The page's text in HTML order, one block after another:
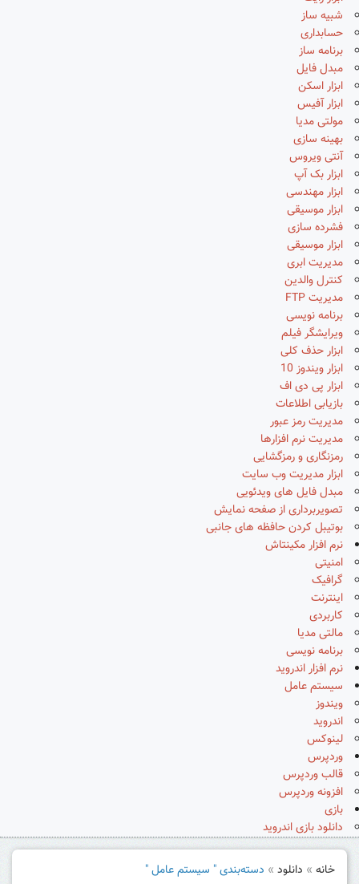
شبیه ساز
حسابداری
برنامه ساز
مبدل فایل
ابزار اسکن
ابزار آفیس
مولتی مدیا
بهینه سازی
آنتی ویروس
ابزار بک آپ
ابزار مهندسی
ابزار موسیقی
فشرده سازی
ابزار موسیقی
مدیریت ابری
کنترل والدین
مدیریت FTP
برنامه نویسی
ویرایشگر فیلم
ابزار حذف کلی
ابزار ویندوز 10
ابزار پی دی اف
بازیابی اطلاعات
مدیریت رمز عبور
مدیریت نرم افزارها
رمزنگاری و رمزگشایی
ابزار مدیریت وب سایت
مبدل فایل های ویدئویی
تصویربرداری از صفحه نمایش
بوتیبل کردن حافظه های جانبی
نرم افزار مکینتاش
امنیتی
گرافیک
اینترنت
کاربردی
مالتی مدیا
برنامه نویسی
نرم افزار اندروید
سیستم عامل
ویندوز
اندروید
لینوکس
وردپرس
قالب وردپرس
افزونه وردپرس
بازی
دانلود بازی اندروید
خانه » دانلود » دسته‌بندی " سیستم عامل "